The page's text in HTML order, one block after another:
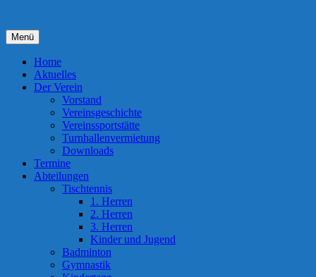
springen
Menü
Home
Aktuelles
Der Verein
Vorstand
Vereinsgeschichte
Vereinssportstätte
Turnhallenvermietung
Downloads
Termine
Abteilungen
Tischtennis
1. Herren
2. Herren
3. Herren
Kinder und Jugend
Badminton
Gymnastik